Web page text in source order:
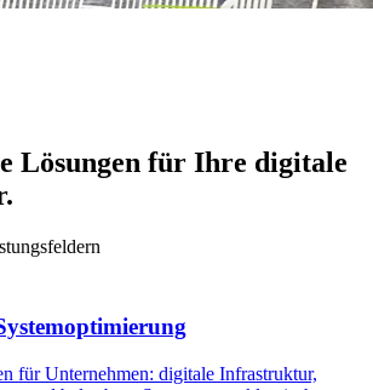
Lösungen für Ihre digitale
für Unternehmen: digitale Infrastruktur,